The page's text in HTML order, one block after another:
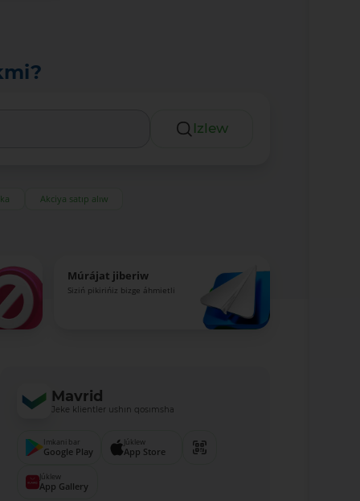
Izlew
Akciya satıp alıw
Múrájat jiberiw
Siziń pikirińiz bizge áhmietli
Mavrid
Jeke klientler ushın qosımsha
Imkani bar
Google Play
Júklew
App Store
Júklew
App Gallery